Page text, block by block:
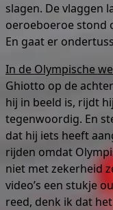
slagen. De vlaggen
oeroeboeroe stond
En gaat er
In de Olympische
Ghiotto op de
hij in beeld is, rijdt
tegenwoordig. En
dat hij iets heeft
rijden omdat
niet met zekerheid
video’s een stukje
reed, denk ik dat